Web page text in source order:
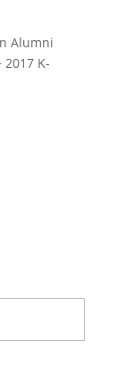
Alumni
2017 K-